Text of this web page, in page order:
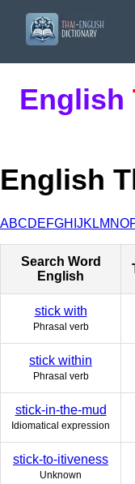
English
English
ABCDEFGH JK LM NO
Search Word
English
stick with
Phrasal verb
stick within
Phrasal verb
stick-in-the-mud
Idiomatical expression
stick-to-itiveness
Unknown